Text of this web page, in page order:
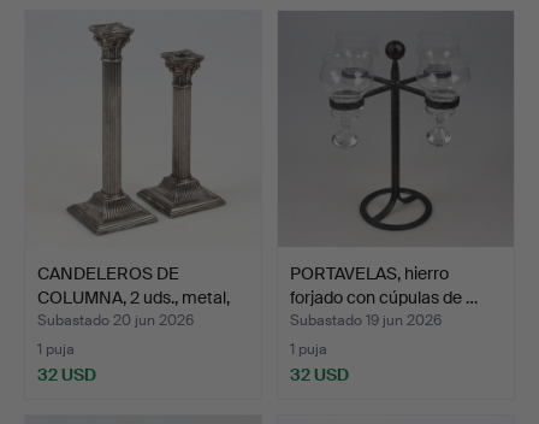
CANDELEROS DE
COLUMNA, 2 uds., metal,
sigl…
Subastado 20 jun 2026
1 puja
32 USD
PORTAVELAS, hierro
forjado con cúpulas de …
Subastado 19 jun 2026
1 puja
32 USD